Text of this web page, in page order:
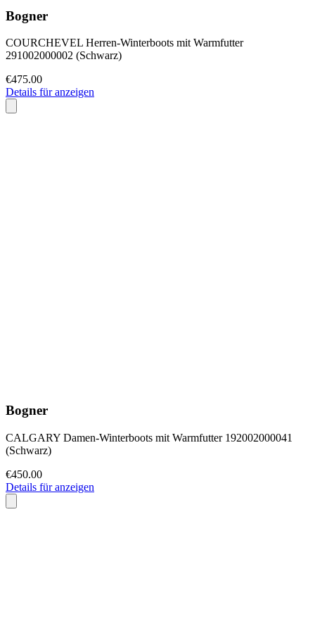
Bogner
COURCHEVEL Herren-Winterboots mit Warmfutter
291002000002 (Schwarz)
€475.00
Details für anzeigen
Bogner
CALGARY Damen-Winterboots mit Warmfutter 192002000041
(Schwarz)
€450.00
Details für anzeigen